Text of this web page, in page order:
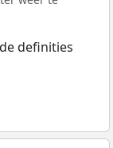
definities